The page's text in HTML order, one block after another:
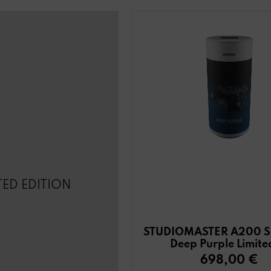
EDITION
STUDIOMASTER A200
Deep Purple
698,00 €